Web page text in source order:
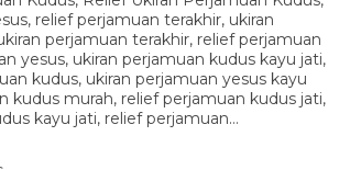
relief perjamuan terakhir, ukiran
perjamuan terakhir, relief perjamuan
yesus, ukiran perjamuan kudus kayu jati,
kudus, ukiran perjamuan yesus kayu
kudus murah, relief perjamuan kudus jati,
kayu jati, relief perjamuan…